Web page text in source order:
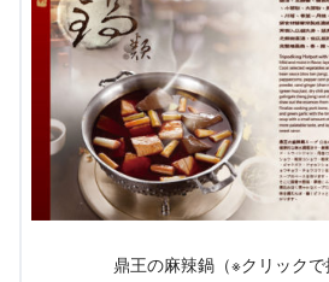
鼎王の麻辣鍋（※クリックで